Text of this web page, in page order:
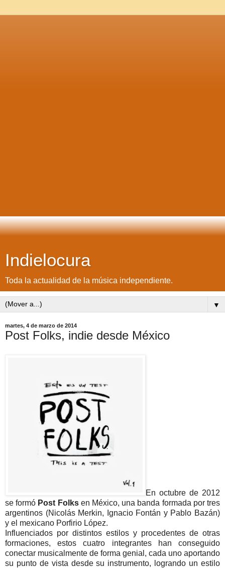
Indielocura
Toda la actualidad de la música independiente.
▼
martes, 4 de marzo de 2014
Post Folks, indie desde México
En octubre de 2012
se formó Post Folks en México, una banda formada por tres
argentinos (Nicolás Merkin, Ignacio Fontán y Pablo Bazán)
y el mexicano Porfirio López.
Influenciados por distintos estilos y procedentes de otras
formaciones, estos cuatro integrantes han conseguido
conectar musicalmente de forma genial, cada uno aportando
su punto de vista desde su instrumento, logrando un estilo